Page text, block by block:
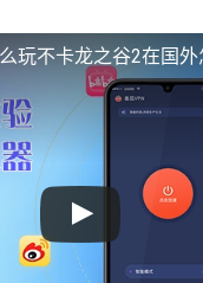
玩不卡龙之谷2在国